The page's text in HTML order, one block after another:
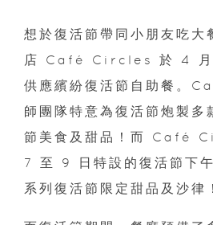
想於復活節帶同小朋友吃大
店 Café Circles 於 4 月
供應繽紛復活節自助餐。
師團隊特意為復活節炮製多
節美食及甜品！而 Café
7 至 9 日特設的復活節下
系列復活節限定甜品及沙律